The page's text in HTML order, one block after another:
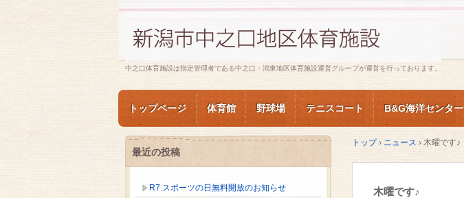
中之口体育施設は指定管理者である中之口・潟東地区体育施設運営グループが運営を行っております。
トップページ 体育館 野球場 テニスコート B&G海洋センター
トップ › ニュース › 木曜です♪
木曜です♪
最近の投稿
R7.スポーツの日無料開放のお知らせ